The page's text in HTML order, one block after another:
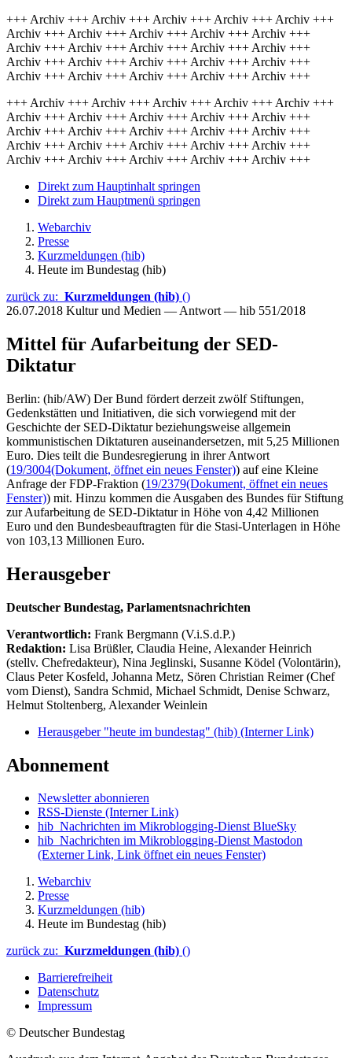
+++ Archiv +++ Archiv +++ Archiv +++ Archiv +++ Archiv +++
Archiv +++ Archiv +++ Archiv +++ Archiv +++ Archiv +++
Archiv +++ Archiv +++ Archiv +++ Archiv +++ Archiv +++
Archiv +++ Archiv +++ Archiv +++ Archiv +++ Archiv +++
Archiv +++ Archiv +++ Archiv +++ Archiv +++ Archiv +++
+++ Archiv +++ Archiv +++ Archiv +++ Archiv +++ Archiv +++
Archiv +++ Archiv +++ Archiv +++ Archiv +++ Archiv +++
Archiv +++ Archiv +++ Archiv +++ Archiv +++ Archiv +++
Archiv +++ Archiv +++ Archiv +++ Archiv +++ Archiv +++
Archiv +++ Archiv +++ Archiv +++ Archiv +++ Archiv +++
Direkt zum Hauptinhalt springen
Direkt zum Hauptmenü springen
Webarchiv
Presse
Kurzmeldungen (hib)
Heute im Bundestag (hib)
zurück zu: Kurzmeldungen (hib) ()
26.07.2018 Kultur und Medien — Antwort — hib 551/2018
Mittel für Aufarbeitung der SED-
Diktatur
Berlin: (hib/AW) Der Bund fördert derzeit zwölf Stiftungen,
Gedenkstätten und Initiativen, die sich vorwiegend mit der
Geschichte der SED-Diktatur beziehungsweise allgemein
kommunistischen Diktaturen auseinandersetzen, mit 5,25 Millionen
Euro. Dies teilt die Bundesregierung in ihrer Antwort
(19/3004(Dokument, öffnet ein neues Fenster)) auf eine Kleine
Anfrage der FDP-Fraktion (19/2379(Dokument, öffnet ein neues
Fenster)) mit. Hinzu kommen die Ausgaben des Bundes für Stiftung
zur Aufarbeitung de SED-Diktatur in Höhe von 4,42 Millionen
Euro und den Bundesbeauftragten für die Stasi-Unterlagen in Höhe
von 103,13 Millionen Euro.
Herausgeber
Deutscher Bundestag, Parlamentsnachrichten
Verantwortlich: Frank Bergmann (V.i.S.d.P.)
Redaktion: Lisa Brüßler, Claudia Heine, Alexander Heinrich
(stellv. Chefredakteur), Nina Jeglinski, Susanne Ködel (Volontärin),
Claus Peter Kosfeld, Johanna Metz, Sören Christian Reimer (Chef
vom Dienst), Sandra Schmid, Michael Schmidt, Denise Schwarz,
Helmut Stoltenberg, Alexander Weinlein
Herausgeber "heute im bundestag" (hib) (Interner Link)
Abonnement
Newsletter abonnieren
RSS-Dienste (Interner Link)
hib_Nachrichten im Mikroblogging-Dienst BlueSky
hib_Nachrichten im Mikroblogging-Dienst Mastodon
(Externer Link, Link öffnet ein neues Fenster)
Webarchiv
Presse
Kurzmeldungen (hib)
Heute im Bundestag (hib)
zurück zu: Kurzmeldungen (hib) ()
Barrierefreiheit
Datenschutz
Impressum
© Deutscher Bundestag